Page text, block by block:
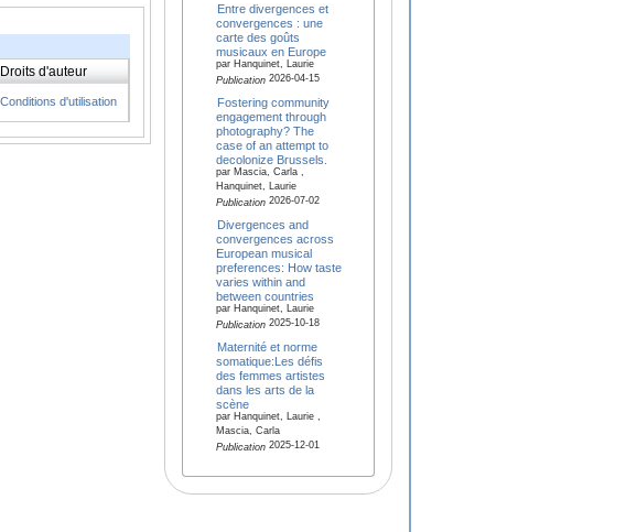
Droits d'auteur
Conditions d'utilisation
Entre divergences et
convergences : une
carte des goûts
musicaux en Europe
par Hanquinet, Laurie
Publication2026-04-15
Fostering community
engagement through
photography? The
case of an attempt to
decolonize Brussels.
par Mascia, Carla ,
Hanquinet, Laurie
Publication2026-07-02
Divergences and
convergences across
European musical
preferences: How taste
varies within and
between countries
par Hanquinet, Laurie
Publication2025-10-18
Maternité et norme
somatique:Les défis
des femmes artistes
dans les arts de la
scène
par Hanquinet, Laurie ,
Mascia, Carla
Publication2025-12-01